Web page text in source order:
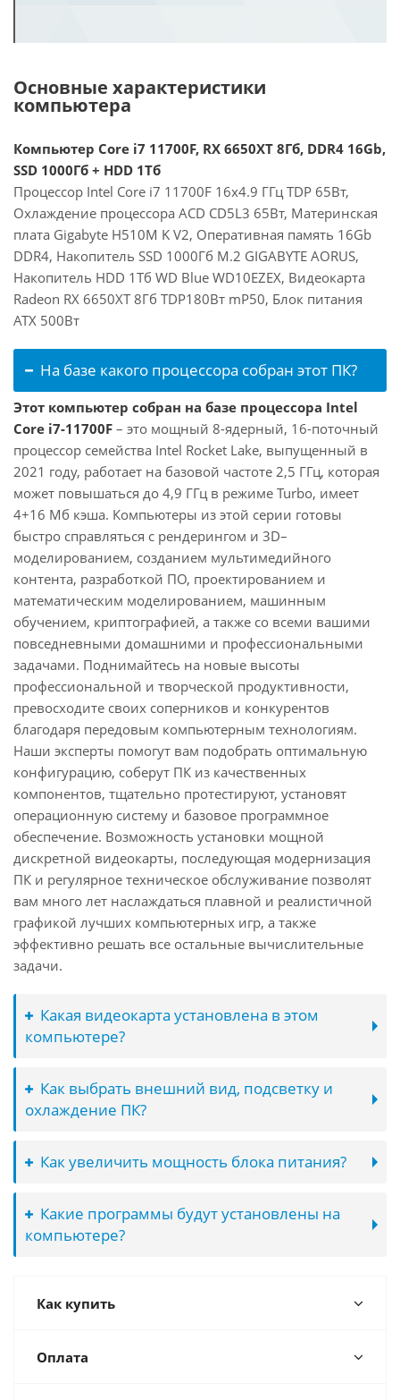
Основные характеристики
компьютера
Компьютер Core i7 11700F, RX 6650XT 8Гб, DDR4 16Gb,
SSD 1000Гб + HDD 1Тб
Процессор Intel Core i7 11700F 16x4.9 ГГц TDP 65Вт,
Охлаждение процессора ACD CD5L3 65Вт, Материнская
плата Gigabyte H510M K V2, Оперативная память 16Gb
DDR4, Накопитель SSD 1000Гб M.2 GIGABYTE AORUS,
Накопитель HDD 1Тб WD Blue WD10EZEX, Видеокарта
Radeon RX 6650XT 8Гб TDP180Вт mP50, Блок питания
ATX 500Вт
На базе какого процессора собран этот ПК?
Этот компьютер собран на базе процессора Intel
Core i7-11700F – это мощный 8-ядерный, 16-поточный
процессор семейства Intel Rocket Lake, выпущенный в
2021 году, работает на базовой частоте 2,5 ГГц, которая
может повышаться до 4,9 ГГц в режиме Turbo, имеет
4+16 Мб кэша. Компьютеры из этой серии готовы
быстро справляться с рендерингом и 3D–
моделированием, созданием мультимедийного
контента, разработкой ПО, проектированием и
математическим моделированием, машинным
обучением, криптографией, а также со всеми вашими
повседневными домашними и профессиональными
задачами. Поднимайтесь на новые высоты
профессиональной и творческой продуктивности,
превосходите своих соперников и конкурентов
благодаря передовым компьютерным технологиям.
Наши эксперты помогут вам подобрать оптимальную
конфигурацию, соберут ПК из качественных
компонентов, тщательно протестируют, установят
операционную систему и базовое программное
обеспечение. Возможность установки мощной
дискретной видеокарты, последующая модернизация
ПК и регулярное техническое обслуживание позволят
вам много лет наслаждаться плавной и реалистичной
графикой лучших компьютерных игр, а также
эффективно решать все остальные вычислительные
задачи.
Какая видеокарта установлена в этом
компьютере?
Как выбрать внешний вид, подсветку и
охлаждение ПК?
Как увеличить мощность блока питания?
Какие программы будут установлены на
компьютере?
Как купить
Оплата